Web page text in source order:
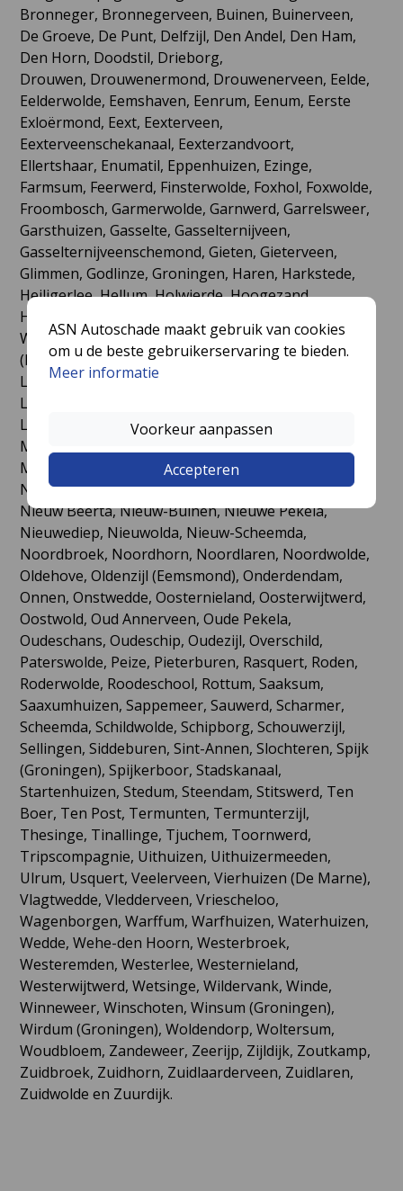
Bronneger, Bronnegerveen, Buinen, Buinerveen,
De Groeve, De Punt, Delfzijl, Den Andel, Den Ham,
Den Horn, Doodstil, Drieborg,
Drouwen, Drouwenermond, Drouwenerveen, Eelde,
Eelderwolde, Eemshaven, Eenrum, Eenum, Eerste
Exloërmond, Eext, Eexterveen,
Eexterveenschekanaal, Eexterzandvoort,
Ellertshaar, Enumatil, Eppenhuizen, Ezinge,
Farmsum, Feerwerd, Finsterwolde, Foxhol, Foxwolde,
Froombosch, Garmerwolde, Garnwerd, Garrelsweer,
Garsthuizen, Gasselte, Gasselternijveen,
Gasselternijveenschemond, Gieten, Gieterveen,
Glimmen, Godlinze, Groningen, Haren, Harkstede,
Heiligerlee, Hellum, Holwierde, Hoogezand,
Hornhuizen, Houwerzijl, Huizinge, Kantens, Kiel-
Windeweer, Kloosterburen, Kolham, Kollumerpomp
(De Pomp), Krewerd, Kropswolde, Lageland,
Lauwersoog, Lauwerzijl, Leens, Leermens, Lellens,
Lettelbert, Leutingewolde, Loppersum, Losdorp,
Luddeweer, Matsloot, Meeden, Meedhuizen,
Mensingeweer, Middelstum, Midlaren, Midwolda,
Munnekezijl, Muntendam, Mussel, Musselkanaal,
Niekerk (De Marne), Nietap, Nieuw Annerveen,
Nieuw Beerta, Nieuw-Buinen, Nieuwe Pekela,
Nieuwediep, Nieuwolda, Nieuw-Scheemda,
Noordbroek, Noordhorn, Noordlaren, Noordwolde,
Oldehove, Oldenzijl (Eemsmond), Onderdendam,
Onnen, Onstwedde, Oosternieland, Oosterwijtwerd,
Oostwold, Oud Annerveen, Oude Pekela,
Oudeschans, Oudeschip, Oudezijl, Overschild,
Paterswolde, Peize, Pieterburen, Rasquert, Roden,
Roderwolde, Roodeschool, Rottum, Saaksum,
Saaxumhuizen, Sappemeer, Sauwerd, Scharmer,
Scheemda, Schildwolde, Schipborg, Schouwerzijl,
Sellingen, Siddeburen, Sint-Annen, Slochteren, Spijk
(Groningen), Spijkerboor, Stadskanaal,
Startenhuizen, Stedum, Steendam, Stitswerd, Ten
Boer, Ten Post, Termunten, Termunterzijl,
Thesinge, Tinallinge, Tjuchem, Toornwerd,
Tripscompagnie, Uithuizen, Uithuizermeeden,
Ulrum, Usquert, Veelerveen, Vierhuizen (De Marne),
Vlagtwedde, Vledderveen, Vriescheloo,
Wagenborgen, Warffum, Warfhuizen, Waterhuizen,
Wedde, Wehe-den Hoorn, Westerbroek,
Westeremden, Westerlee, Westernieland,
Westerwijtwerd, Wetsinge, Wildervank, Winde,
Winneweer, Winschoten, Winsum (Groningen),
Wirdum (Groningen), Woldendorp, Woltersum,
Woudbloem, Zandeweer, Zeerijp, Zijldijk, Zoutkamp,
Zuidbroek, Zuidhorn, Zuidlaarderveen, Zuidlaren,
Zuidwolde en Zuurdijk.
ASN Autoschade maakt gebruik van cookies
om u de beste gebruikerservaring te bieden.
Meer informatie
Voorkeur aanpassen
Accepteren